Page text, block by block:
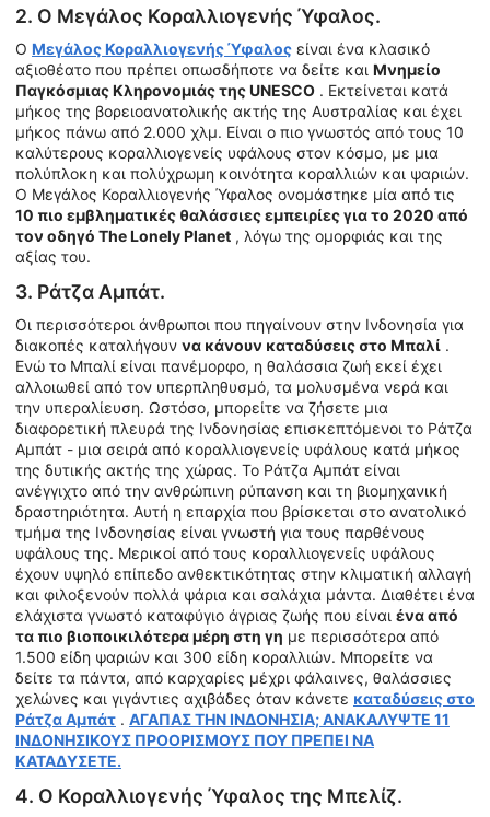
2. Ο Μεγάλος Κοραλλιογενής Ύφαλος.
Ο Μεγάλος Κοραλλιογενής Ύφαλος είναι ένα κλασικό
αξιοθέατο που πρέπει οπωσδήποτε να δείτε και Μνημείο
Παγκόσμιας Κληρονομιάς της UNESCO . Εκτείνεται κατά
μήκος της βορειοανατολικής ακτής της Αυστραλίας και έχει
μήκος πάνω από 2.000 χλμ. Είναι ο πιο γνωστός από τους 10
καλύτερους κοραλλιογενείς υφάλους στον κόσμο, με μια
πολύπλοκη και πολύχρωμη κοινότητα κοραλλιών και ψαριών.
Ο Μεγάλος Κοραλλιογενής Ύφαλος ονομάστηκε μία από τις
10 πιο εμβληματικές θαλάσσιες εμπειρίες για το 2020 από
τον οδηγό The Lonely Planet , λόγω της ομορφιάς και της
αξίας του.
3. Ράτζα Αμπάτ.
Οι περισσότεροι άνθρωποι που πηγαίνουν στην Ινδονησία για
διακοπές καταλήγουν να κάνουν καταδύσεις στο Μπαλί .
Ενώ το Μπαλί είναι πανέμορφο, η θαλάσσια ζωή εκεί έχει
αλλοιωθεί από τον υπερπληθυσμό, τα μολυσμένα νερά και
την υπεραλίευση. Ωστόσο, μπορείτε να ζήσετε μια
διαφορετική πλευρά της Ινδονησίας επισκεπτόμενοι το Ράτζα
Αμπάτ - μια σειρά από κοραλλιογενείς υφάλους κατά μήκος
της δυτικής ακτής της χώρας. Το Ράτζα Αμπάτ είναι
ανέγγιχτο από την ανθρώπινη ρύπανση και τη βιομηχανική
δραστηριότητα. Αυτή η επαρχία που βρίσκεται στο ανατολικό
τμήμα της Ινδονησίας είναι γνωστή για τους παρθένους
υφάλους της. Μερικοί από τους κοραλλιογενείς υφάλους
έχουν υψηλό επίπεδο ανθεκτικότητας στην κλιματική αλλαγή
και φιλοξενούν πολλά ψάρια και σαλάχια μάντα. Διαθέτει ένα
ελάχιστα γνωστό καταφύγιο άγριας ζωής που είναι ένα από
τα πιο βιοποικιλότερα μέρη στη γη με περισσότερα από
1.500 είδη ψαριών και 300 είδη κοραλλιών. Μπορείτε να
δείτε τα πάντα, από καρχαρίες μέχρι φάλαινες, θαλάσσιες
χελώνες και γιγάντιες αχιβάδες όταν κάνετε καταδύσεις στο
Ράτζα Αμπάτ . ΑΓΑΠΑΣ ΤΗΝ ΙΝΔΟΝΗΣΙΑ; ΑΝΑΚΑΛΥΨΤΕ 11
ΙΝΔΟΝΗΣΙΚΟΥΣ ΠΡΟΟΡΙΣΜΟΥΣ ΠΟΥ ΠΡΕΠΕΙ ΝΑ
ΚΑΤΑΔΥΣΕΤΕ.
4. Ο Κοραλλιογενής Ύφαλος της Μπελίζ.